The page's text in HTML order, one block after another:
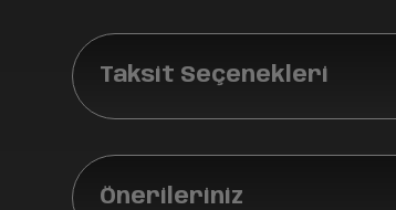
Taksit Seçenekleri
Önerileriniz